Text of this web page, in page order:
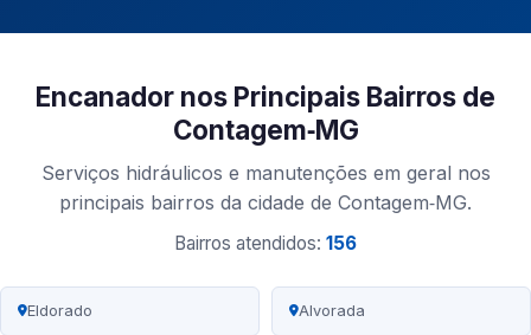
Encanador nos Principais Bairros de
Contagem‑MG
Serviços hidráulicos e manutenções em geral nos
principais bairros da cidade de Contagem‑MG.
Bairros atendidos: 156
Eldorado Alvorada